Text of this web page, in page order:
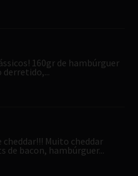
160gr de hambúrguer
derretido,...
cheddar!!! Muito cheddar
de bacon, hambúrguer...